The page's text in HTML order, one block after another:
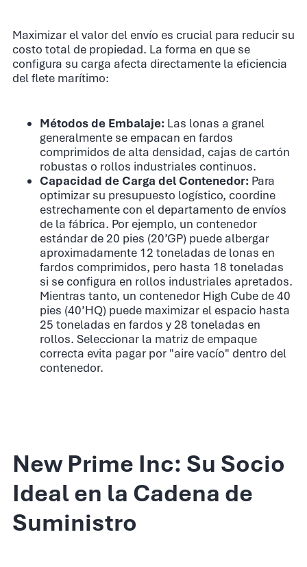
Maximizar el valor del envío es crucial para reducir su
costo total de propiedad. La forma en que se
configura su carga afecta directamente la eficiencia
del flete marítimo:
Métodos de Embalaje: Las lonas a granel
generalmente se empacan en fardos
comprimidos de alta densidad, cajas de cartón
robustas o rollos industriales continuos.
Capacidad de Carga del Contenedor: Para
optimizar su presupuesto logístico, coordine
estrechamente con el departamento de envíos
de la fábrica. Por ejemplo, un contenedor
estándar de 20 pies (20’GP) puede albergar
aproximadamente 12 toneladas de lonas en
fardos comprimidos, pero hasta 18 toneladas
si se configura en rollos industriales apretados.
Mientras tanto, un contenedor High Cube de 40
pies (40’HQ) puede maximizar el espacio hasta
25 toneladas en fardos y 28 toneladas en
rollos. Seleccionar la matriz de empaque
correcta evita pagar por "aire vacío" dentro del
contenedor.
New Prime Inc: Su Socio
Ideal en la Cadena de
Suministro